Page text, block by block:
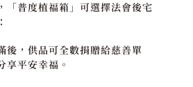
「普度植福箱」可選擇法會後宅
後，供品可全數捐贈給慈善單
享平安幸福。